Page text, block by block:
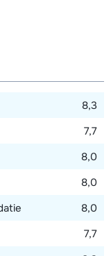
aparte badkamers,
en één met
8,3
7,7
8,0
8,0
8,0
7,7